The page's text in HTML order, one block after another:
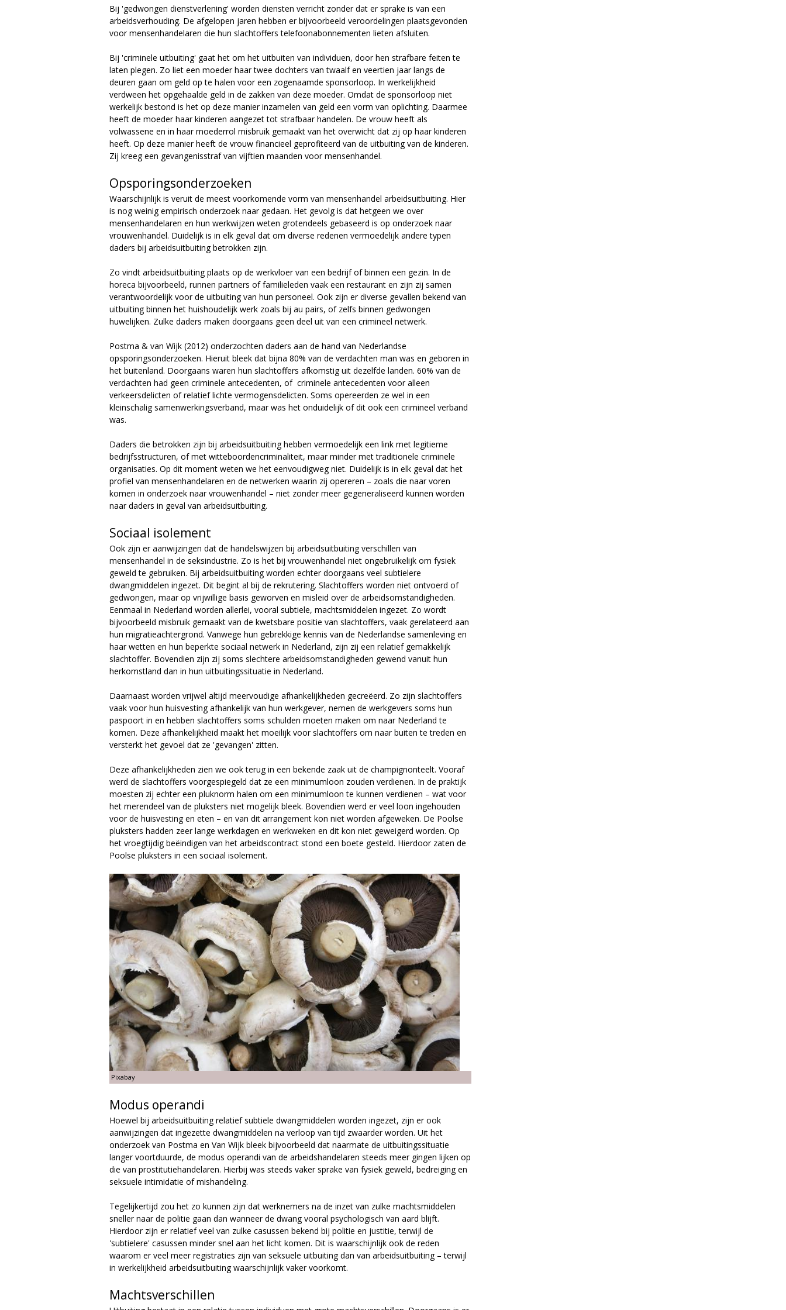
Bij 'gedwongen dienstverlening' worden diensten verricht zonder dat er sprake is van een
arbeidsverhouding. De afgelopen jaren hebben er bijvoorbeeld veroordelingen plaatsgevonden
voor mensenhandelaren die hun slachtoffers telefoonabonnementen lieten afsluiten.
Bij 'criminele uitbuiting' gaat het om het uitbuiten van individuen, door hen strafbare feiten te
laten plegen. Zo liet een moeder haar twee dochters van twaalf en veertien jaar langs de
deuren gaan om geld op te halen voor een zogenaamde sponsorloop. In werkelijkheid
verdween het opgehaalde geld in de zakken van deze moeder. Omdat de sponsorloop niet
werkelijk bestond is het op deze manier inzamelen van geld een vorm van oplichting. Daarmee
heeft de moeder haar kinderen aangezet tot strafbaar handelen. De vrouw heeft als
volwassene en in haar moederrol misbruik gemaakt van het overwicht dat zij op haar kinderen
heeft. Op deze manier heeft de vrouw financieel geprofiteerd van de uitbuiting van de kinderen.
Zij kreeg een gevangenisstraf van vijftien maanden voor mensenhandel.
Opsporingsonderzoeken
Waarschijnlijk is veruit de meest voorkomende vorm van mensenhandel arbeidsuitbuiting. Hier
is nog weinig empirisch onderzoek naar gedaan. Het gevolg is dat hetgeen we over
mensenhandelaren en hun werkwijzen weten grotendeels gebaseerd is op onderzoek naar
vrouwenhandel. Duidelijk is in elk geval dat om diverse redenen vermoedelijk andere typen
daders bij arbeidsuitbuiting betrokken zijn.
Zo vindt arbeidsuitbuiting plaats op de werkvloer van een bedrijf of binnen een gezin. In de
horeca bijvoorbeeld, runnen partners of familieleden vaak een restaurant en zijn zij samen
verantwoordelijk voor de uitbuiting van hun personeel. Ook zijn er diverse gevallen bekend van
uitbuiting binnen het huishoudelijk werk zoals bij au pairs, of zelfs binnen gedwongen
huwelijken. Zulke daders maken doorgaans geen deel uit van een crimineel netwerk.
Postma & van Wijk (2012) onderzochten daders aan de hand van Nederlandse
opsporingsonderzoeken. Hieruit bleek dat bijna 80% van de verdachten man was en geboren in
het buitenland. Doorgaans waren hun slachtoffers afkomstig uit dezelfde landen. 60% van de
verdachten had geen criminele antecedenten, of criminele antecedenten voor alleen
verkeersdelicten of relatief lichte vermogensdelicten. Soms opereerden ze wel in een
kleinschalig samenwerkingsverband, maar was het onduidelijk of dit ook een crimineel verband
was.
Daders die betrokken zijn bij arbeidsuitbuiting hebben vermoedelijk een link met legitieme
bedrijfsstructuren, of met witteboordencriminaliteit, maar minder met traditionele criminele
organisaties. Op dit moment weten we het eenvoudigweg niet. Duidelijk is in elk geval dat het
profiel van mensenhandelaren en de netwerken waarin zij opereren – zoals die naar voren
komen in onderzoek naar vrouwenhandel – niet zonder meer gegeneraliseerd kunnen worden
naar daders in geval van arbeidsuitbuiting.
Sociaal isolement
Ook zijn er aanwijzingen dat de handelswijzen bij arbeidsuitbuiting verschillen van
mensenhandel in de seksindustrie. Zo is het bij vrouwenhandel niet ongebruikelijk om fysiek
geweld te gebruiken. Bij arbeidsuitbuiting worden echter doorgaans veel subtielere
dwangmiddelen ingezet. Dit begint al bij de rekrutering. Slachtoffers worden niet ontvoerd of
gedwongen, maar op vrijwillige basis geworven en misleid over de arbeidsomstandigheden.
Eenmaal in Nederland worden allerlei, vooral subtiele, machtsmiddelen ingezet. Zo wordt
bijvoorbeeld misbruik gemaakt van de kwetsbare positie van slachtoffers, vaak gerelateerd aan
hun migratieachtergrond. Vanwege hun gebrekkige kennis van de Nederlandse samenleving en
haar wetten en hun beperkte sociaal netwerk in Nederland, zijn zij een relatief gemakkelijk
slachtoffer. Bovendien zijn zij soms slechtere arbeidsomstandigheden gewend vanuit hun
herkomstland dan in hun uitbuitingssituatie in Nederland.
Daarnaast worden vrijwel altijd meervoudige afhankelijkheden gecreëerd. Zo zijn slachtoffers
vaak voor hun huisvesting afhankelijk van hun werkgever, nemen de werkgevers soms hun
paspoort in en hebben slachtoffers soms schulden moeten maken om naar Nederland te
komen. Deze afhankelijkheid maakt het moeilijk voor slachtoffers om naar buiten te treden en
versterkt het gevoel dat ze 'gevangen' zitten.
Deze afhankelijkheden zien we ook terug in een bekende zaak uit de champignonteelt. Vooraf
werd de slachtoffers voorgespiegeld dat ze een minimumloon zouden verdienen. In de praktijk
moesten zij echter een pluknorm halen om een minimumloon te kunnen verdienen – wat voor
het merendeel van de pluksters niet mogelijk bleek. Bovendien werd er veel loon ingehouden
voor de huisvesting en eten – en van dit arrangement kon niet worden afgeweken. De Poolse
pluksters hadden zeer lange werkdagen en werkweken en dit kon niet geweigerd worden. Op
het vroegtijdig beëindigen van het arbeidscontract stond een boete gesteld. Hierdoor zaten de
Poolse pluksters in een sociaal isolement.
Pixabay
Modus operandi
Hoewel bij arbeidsuitbuiting relatief subtiele dwangmiddelen worden ingezet, zijn er ook
aanwijzingen dat ingezette dwangmiddelen na verloop van tijd zwaarder worden. Uit het
onderzoek van Postma en Van Wijk bleek bijvoorbeeld dat naarmate de uitbuitingssituatie
langer voortduurde, de modus operandi van de arbeidshandelaren steeds meer gingen lijken op
die van prostitutiehandelaren. Hierbij was steeds vaker sprake van fysiek geweld, bedreiging en
seksuele intimidatie of mishandeling.
Tegelijkertijd zou het zo kunnen zijn dat werknemers na de inzet van zulke machtsmiddelen
sneller naar de politie gaan dan wanneer de dwang vooral psychologisch van aard blijft.
Hierdoor zijn er relatief veel van zulke casussen bekend bij politie en justitie, terwijl de
'subtielere' casussen minder snel aan het licht komen. Dit is waarschijnlijk ook de reden
waarom er veel meer registraties zijn van seksuele uitbuiting dan van arbeidsuitbuiting – terwijl
in werkelijkheid arbeidsuitbuiting waarschijnlijk vaker voorkomt.
Machtsverschillen